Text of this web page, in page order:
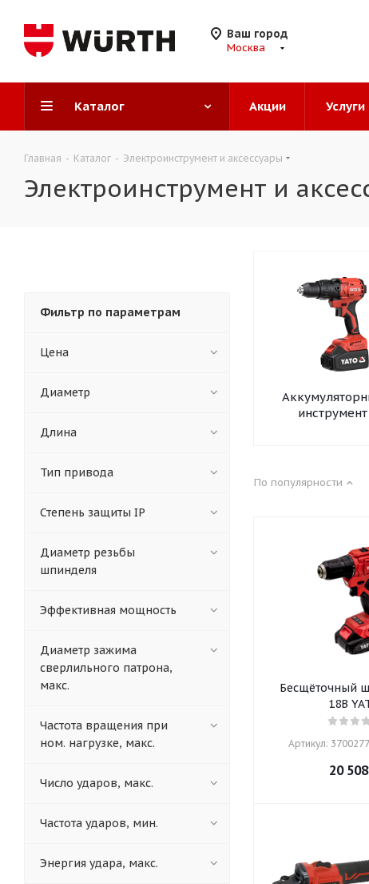
Ваш город
Москва
Каталог Акции Услуги
Главная - Каталог - Электроинструмент и аксессуары
Электроинструмент и
инструмент
По популярности
Бесщёточный
18В
Артикул:
20 508
Фильтр по параметрам
Цена
Диаметр
Длина
Тип привода
Степень защиты IP
Диаметр резьбы
шпинделя
Эффективная мощность
Диаметр зажима
сверлильного патрона,
макс.
Частота вращения при
ном. нагрузке, макс.
Число ударов, макс.
Частота ударов, мин.
Энергия удара, макс.